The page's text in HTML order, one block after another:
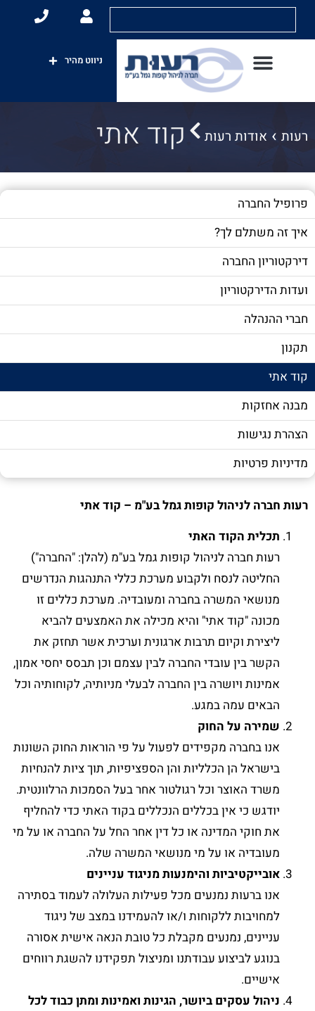
ניווט מהיר
רעות אודות רעות קוד אתי
פרופיל החברה
איך זה משתלם לך?
דירקטוריון החברה
ועדות הדירקטוריון
חברי ההנהלה
תקנון
קוד אתי
מבנה אחזקות
הצהרת נגישות
מדיניות פרטיות
רעות חברה לניהול קופות גמל בע"מ – קוד אתי
תכלית הקוד האתי
רעות חברה לניהול קופות גמל בע"מ (להלן: "החברה")
החליטה לנסח ולקבוע מערכת כללי התנהגות הנדרשים
מנושאי המשרה בחברה ומעובדיה. מערכת כללים זו
מכונה "קוד אתי" והיא מכילה את האמצעים להביא
ליצירת וקיום תרבות ארגונית וערכית אשר תחזק את
הקשר בין עובדי החברה לבין עצמם וכן תבסס יחסי אמון,
אמינות ויושרה בין החברה לבעלי מניותיה, לקוחותיה וכל
הבאים עמה במגע.
שמירה על החוק
אנו בחברה מקפידים לפעול על פי הוראות החוק השונות
בישראל הן הכלליות והן הספציפיות, תוך ציות להנחיות
משרד האוצר וכל רגולטור אחר בעל הסמכות הרלוונטית.
יודגש כי אין בכללים הנכללים בקוד האתי כדי להחליף
את חוקי המדינה או כל דין אחר החל על החברה או על מי
מעובדיה או על מי מנושאי המשרה שלה.
אובייקטיביות והימנעות מניגוד עניינים
אנו ברעות נמנעים מכל פעילות העלולה לעמוד בסתירה
למחויבות ללקוחות ו/או להעמידנו במצב של ניגוד
עניינים, נמנעים מקבלת כל טובת הנאה אישית אסורה
בנוגע לביצוע עבודתנו ומניצול תפקידנו להשגת רווחים
אישיים.
ניהול עסקים ביושר, הגינות ואמינות ומתן כבוד לכל